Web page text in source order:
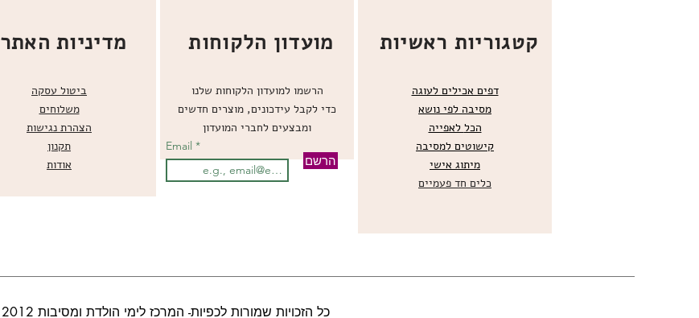
מדיניות האתר
ביטול עסקה
משלוחים
הצהרת נגישות
תקנון
אודות
מועדון הלקוחות
הרשמו למועדון הלקוחות שלנו
כדי לקבל עידכונים, מוצרים חדשים
ומבצעים לחברי המועדון
קטגוריות ראשיות
דפים אכילים לעוגה
מסיבה לפי נושא
הכל לאפייה
קישוטים למסיבה
מיתוג אישי
כלים חד פעמיים
Email
הרשם
© כל הזכויות שמורות לכפיות- המרכז לימי הולדת ומסיבות 2012